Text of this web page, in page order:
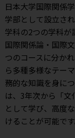
日本大学国際関係
学部として設立さ
学科の2つの学科が
国際関係論・国際
つのコースに分か
ら多種多様なテー
務的な知識を身に
は、3年次から「
として学び、高度
けることが可能です